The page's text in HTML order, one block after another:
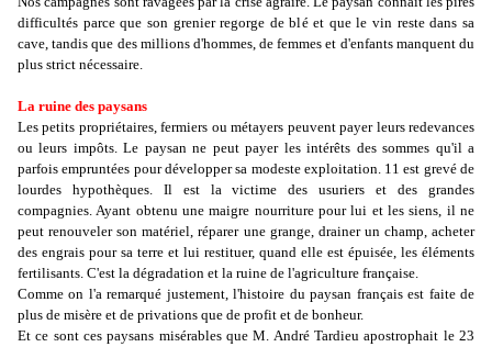
difficultés parce que son grenier regorge de blé et que le vin reste dans sa
cave, tandis que des millions d'hommes, de femmes et d'enfants manquent du
plus strict nécessaire.
La ruine des paysans
Les petits propriétaires, fermiers ou métayers peuvent payer leurs redevances
ou leurs impôts. Le paysan ne peut payer les intérêts des sommes qu'il a
parfois empruntées pour développer sa modeste exploitation. 11 est grevé de
lourdes hypothèques. Il est la victime des usuriers et des grandes
compagnies. Ayant obtenu une maigre nourriture pour lui et les siens, il ne
peut renouveler son matériel, réparer une grange, drainer un champ, acheter
des engrais pour sa terre et lui restituer, quand elle est épuisée, les éléments
fertilisants. C'est la dégradation et la ruine de l'agriculture française.
Comme on l'a remarqué justement, l'histoire du paysan français est faite de
plus de misère et de privations que de profit et de bonheur.
Et ce sont ces paysans misérables que M. André Tardieu apostrophait le 23